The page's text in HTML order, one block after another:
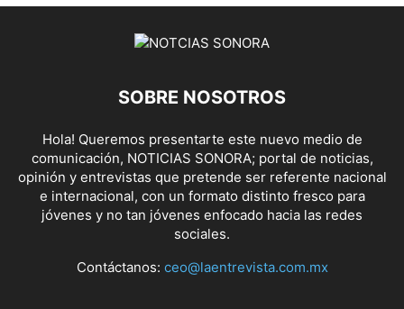
SOBRE NOSOTROS
Hola! Queremos presentarte este nuevo medio de
comunicación, NOTICIAS SONORA; portal de noticias,
opinión y entrevistas que pretende ser referente nacional
e internacional, con un formato distinto fresco para
jóvenes y no tan jóvenes enfocado hacia las redes
sociales.
Contáctanos: ceo@laentrevista.com.mx